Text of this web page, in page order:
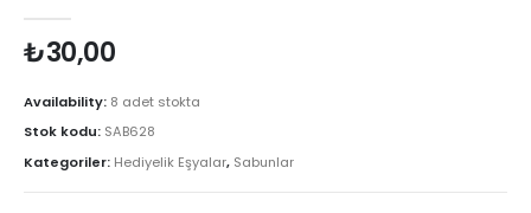
₺30,00
Availability: 8 adet stokta
Stok kodu: SAB628
Kategoriler: Hediyelik Eşyalar, Sabunlar